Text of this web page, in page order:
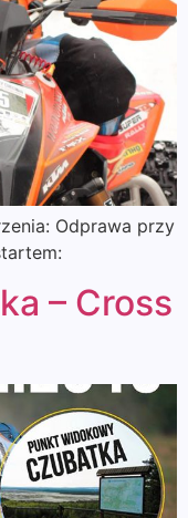
Odprawa przy
– Cross